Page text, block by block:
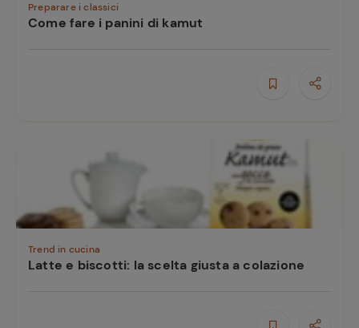
Preparare i classici
Come fare i panini di kamut
Trend in cucina
Latte e biscotti: la scelta giusta a colazione